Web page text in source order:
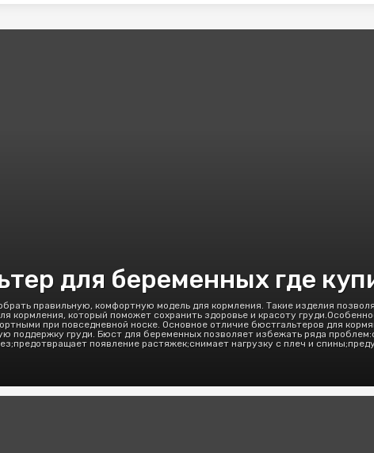
для беременных где
правильную, комфортную модель для кормления. Такие изделия
кормления, который поможет сохранить здоровье и красоту
при повседневной носке. Основное отличие бюстгальтеров для
поддержку груди. Бюст для беременных позволяет избежать ряда
появление растяжек;снимает нагрузку с плеч и